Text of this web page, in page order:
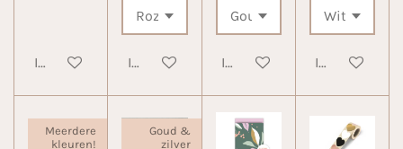
In winkelwagenIn winkelwagenIn winkelwagen
In
Meerdere
kleuren!
Goud &
zilver